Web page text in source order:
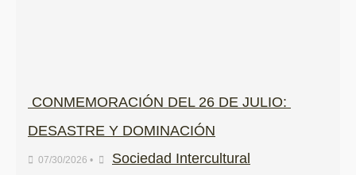
CONMEMORACIÓN DEL 26 DE JULIO:
DESASTRE Y DOMINACIÓN
07/30/2026 • Sociedad Intercultural